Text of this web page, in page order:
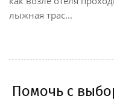
лыжная трас...
Помочь с